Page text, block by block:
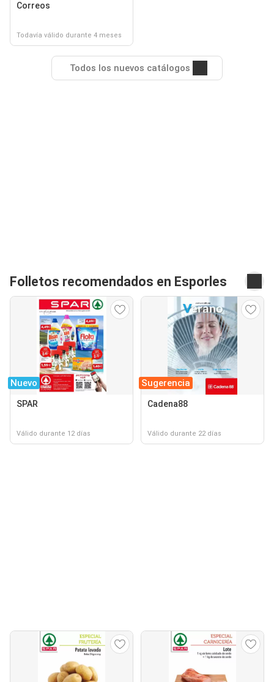
Correos
Todavía válido durante 4 meses
Todos los nuevos catálogos
Folletos recomendados en Esporles
Nuevo
SPAR
Válido durante 12 días
Sugerencia
Cadena88
Válido durante 22 días